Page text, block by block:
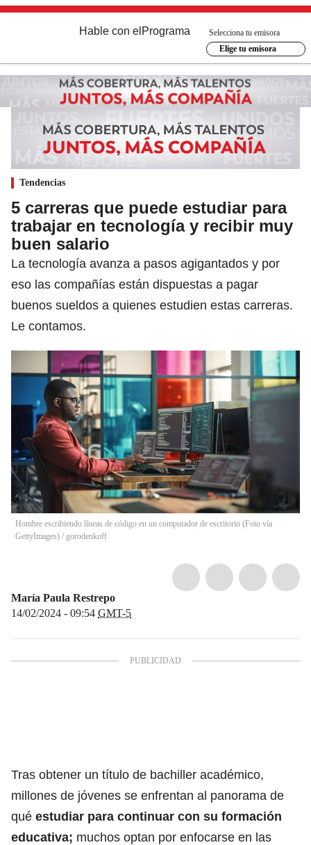
Hable con el Programa
Selecciona tu emisora
Elige tu emisora
Tendencias
5 carreras que puede estudiar para
trabajar en tecnología y recibir muy
buen salario
La tecnología avanza a pasos agigantados y por
eso las compañías están dispuestas a pagar
buenos sueldos a quienes estudien estas carreras.
Le contamos.
Hombre escribiendo líneas de código en un computador de escritorio (Foto vía
GettyImages) / gorodenkoff
María Paula Restrepo
14/02/2024 - 09:54 GMT-5
Tras obtener un título de bachiller académico,
millones de jóvenes se enfrentan al panorama de
qué estudiar para continuar con su formación
educativa; muchos optan por enfocarse en las